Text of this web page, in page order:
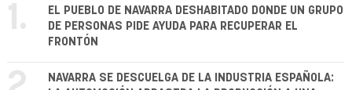
1.
EL PUEBLO DE NAVARRA DESHABITADO DONDE UN GRUPO
DE PERSONAS PIDE AYUDA PARA RECUPERAR EL
FRONTÓN
NAVARRA SE DESCUELGA DE LA INDUSTRIA ESPAÑOLA: